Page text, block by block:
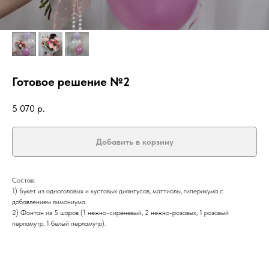
Готовое решение №2
5 070 р.
Добавить в корзину
Состав:
1) Букет из одноголовых и кустовых диантусов, маттиолы, гиперикума с
добавлением лимониума.
2) Фонтан из 5 шаров (1 нежно-сиреневый, 2 нежно-розовых, 1 розовый
перламутр, 1 белый перламутр).